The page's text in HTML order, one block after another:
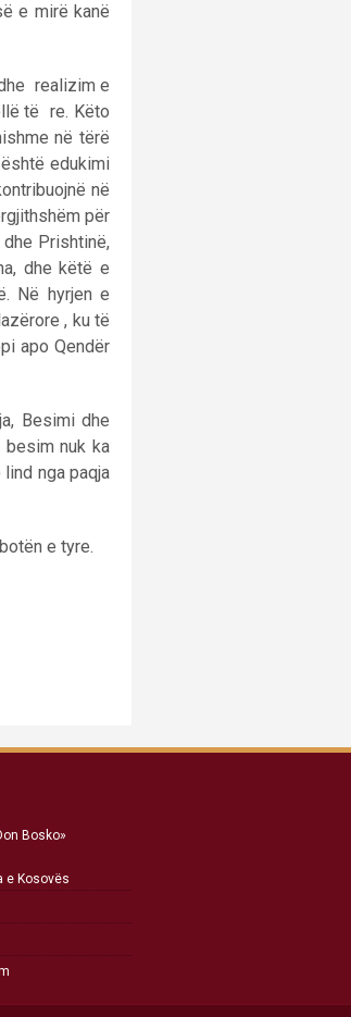
e mirë kanë
realizim e
të re. Këto
në tërë
edukimi
në
për
Prishtinë,
dhe këtë e
Në hyrjen e
, ku të
apo Qendër
Besimi dhe
nuk ka
nga paqja
e tyre.
Bosko»
e Kosovës